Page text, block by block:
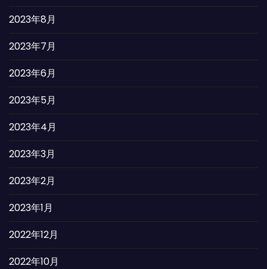
2023年8月
2023年7月
2023年6月
2023年5月
2023年4月
2023年3月
2023年2月
2023年1月
2022年12月
2022年10月